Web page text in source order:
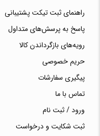
راهنمای ثبت تیکت پشتیبانی
پاسخ به پرسش‌های متداول
رویه‌های بازگرداندن کالا
حریم خصوصی
پیگیری سفارشات
تماس با ما
ورود / ثبت نام
ثبت شکایت و درخواست